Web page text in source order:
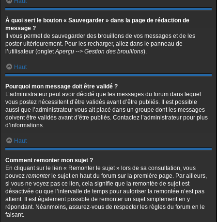
À quoi sert le bouton « Sauvegarder » dans la page de rédaction de
message ?
Il vous permet de sauvegarder des brouillons de vos messages et de les
poster ultérieurement. Pour les recharger, allez dans le panneau de
l’utilisateur (ongletAperçu --> Gestion des brouillons).
Haut
Pourquoi mon message doit être validé ?
L’administrateur peut avoir décidé que les messages du forum dans lequel
vous postez nécessitent d’être validés avant d’être publiés. Il est possible
aussi que l’administrateur vous ait placé dans un groupe dont les messages
doivent être validés avant d’être publiés. Contactez l’administrateur pour plus
d’informations.
Haut
Comment remonter mon sujet ?
En cliquant sur le lien « Remonter le sujet » lors de sa consultation, vous
pouvez remonterle sujet en haut du forum sur la première page. Par ailleurs,
si vous ne voyez pas ce lien, cela signifie que la remontée de sujet est
désactivée ou que l’intervalle de temps pour autoriser la remontée n’est pas
atteint. Il est également possible de remonter un sujet simplement en y
répondant. Néanmoins, assurez-vous de respecter les règles du forum en le
faisant.